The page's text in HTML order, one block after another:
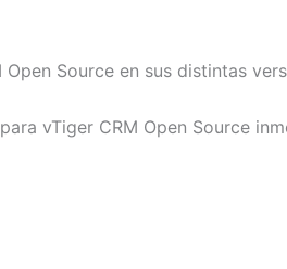
Source en sus distintas
vTiger CRM Open Source